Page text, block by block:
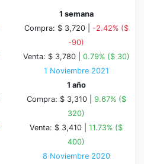
1 semana
Compra: $ 3,720 | -2.42% ($
-90)
Venta: $ 3,780 | 0.79% ($ 30)
1 Noviembre 2021
1 año
Compra: $ 3,310 | 9.67% ($
320)
Venta: $ 3,410 | 11.73% ($
400)
8 Noviembre 2020